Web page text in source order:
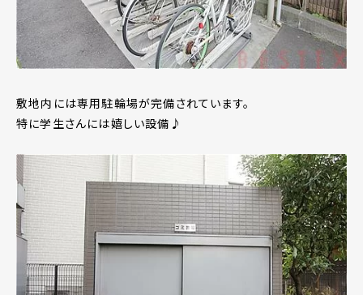
敷地内には専用駐輪場が完備されています。
特に学生さんには嬉しい設備♪